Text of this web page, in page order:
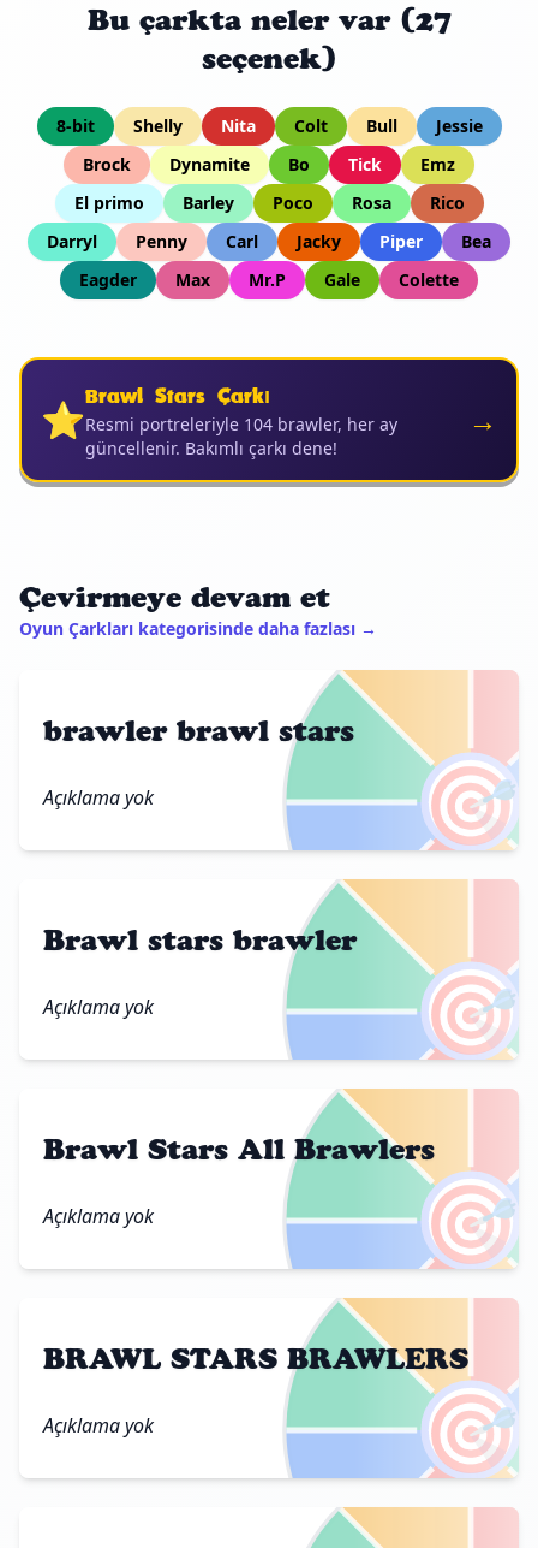
Bu çarkta neler var (27
seçenek)
8-bit Shelly Nita Colt Bull
Jessie
Brock
Dynamite Bo Tick
Emz
El primo
Barley Poco Rosa
Rico
Darryl
Penny Carl Jacky Piper
Bea
Eagder
Max Mr.P Gale Colette
⭐Brawl Stars Çarkı
Resmi portreleriyle 104 brawler, her ay
güncellenir. Bakımlı çarkı dene!
→
Çevirmeye devam et
Oyun Çarkları kategorisinde daha fazlası →
🎯
brawler brawl stars
Açıklama yok
🎯
Brawl stars brawler
Açıklama yok
🎯
Brawl Stars All Brawlers
Açıklama yok
🎯
BRAWL STARS BRAWLERS
Açıklama yok